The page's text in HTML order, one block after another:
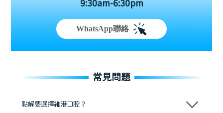
9:30am-6:30pm
WhatsApp聯絡
常見問題
點解要選擇維港口腔？